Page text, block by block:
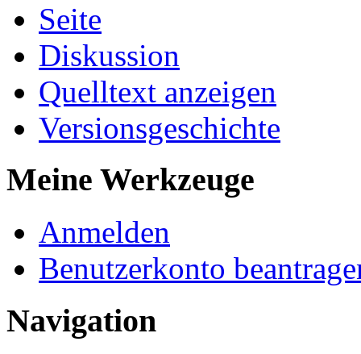
Seite
Diskussion
Quelltext anzeigen
Versionsgeschichte
Meine Werkzeuge
Anmelden
Benutzerkonto
Navigation